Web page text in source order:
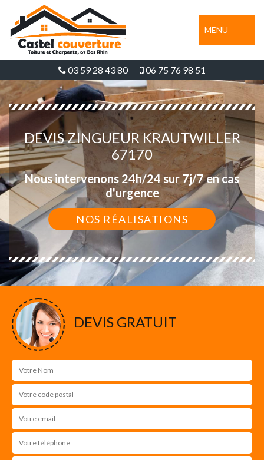
MENU
03 59 28 43 80 06 75 76 98 51
DEVIS ZINGUEUR KRAUTWILLER
67170
Nous intervenons 24h/24 sur 7j/7 en cas
d'urgence
NOS RÉALISATIONS
DEVIS GRATUIT